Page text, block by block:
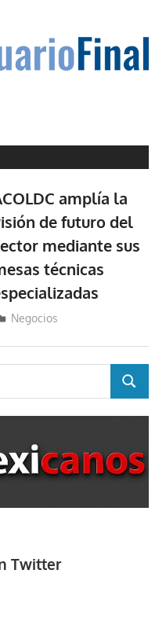
amplía la
de futuro del
mediante sus
técnicas
Negocios
BUSCAR
Twitter